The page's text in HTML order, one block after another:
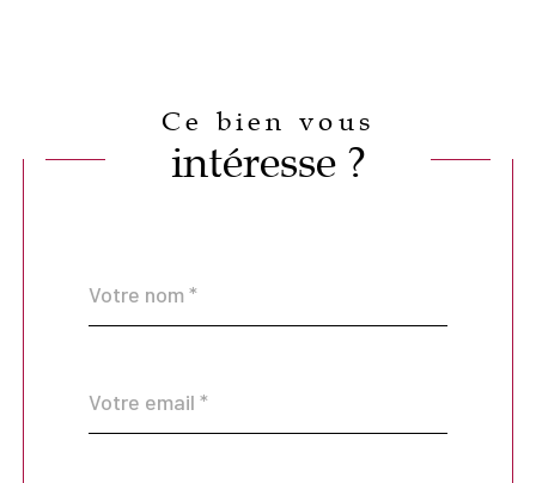
Ce bien vous
intéresse ?
par
défaut
*
*